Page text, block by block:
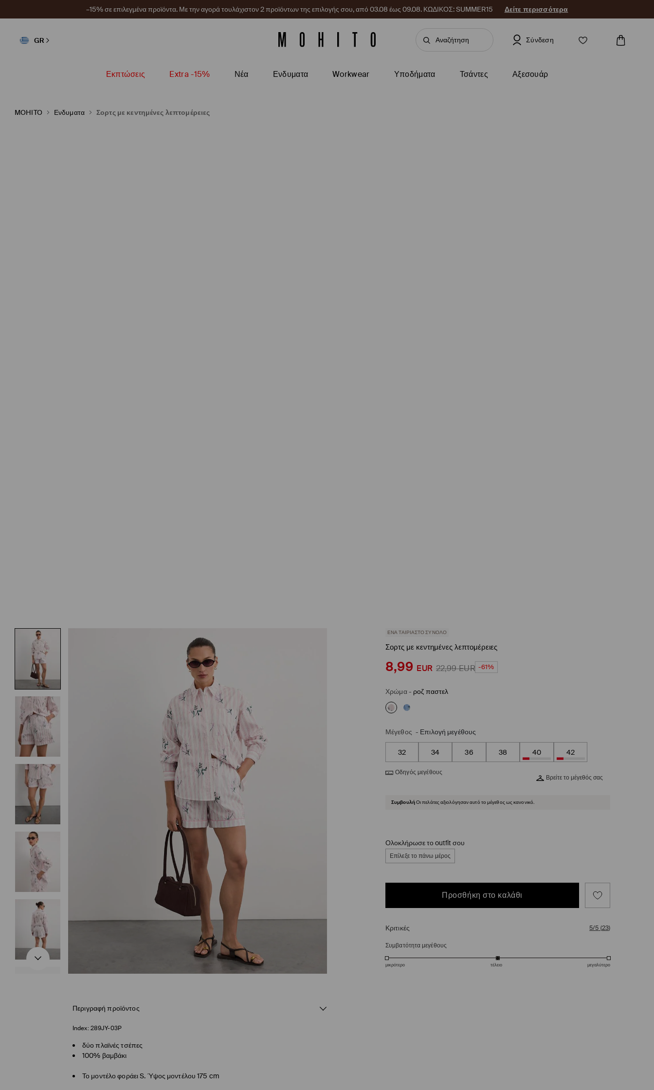
–15% σε επιλεγμένα προϊόντα. Με την αγορά τουλάχιστον 2 προϊόντων της επιλογής σου, από 03.08 έως 09.08. ΚΩΔΙΚΟΣ: SUMMER15 Δείτε περισσότερα
GR Σύνδεση
Εκπτώσεις Extra -15% Νέα Ενδυματα Workwear Υποδήματα Τσάντες Αξεσουάρ
MOHITO Ενδυματα Σορτς με κεντημένες λεπτομέρειες
ΈΝΑ ΤΑΙΡΙΑΣΤΌ ΣΎΝΟΛΟ
Σορτς με κεντημένες λεπτομέρειες
8,99 EUR 22,99EUR -61%
Χρώμα- ροζ παστελ
Μέγεθος - Επιλογή μεγέθους
32 34 36 38 40 42
Οδηγός μεγέθους
Βρείτε το μέγεθός σας
ΣυμβουλήΟι πελάτες αξιολόγησαν αυτό το μέγεθος ως κανονικό.
Ολοκλήρωσε το outfit σου
Επίλεξε το πάνω μέρος
Προσθήκη στο καλάθι
Κριτικές 5/5 (23)
Συμβατότητα μεγέθους
μικρότερο τέλειο μεγαλύτερο
Περιγραφή προϊόντος
Index: 289JY-03P
δύο πλαϊνές τσέπες
100% βαμβάκι
Το μοντέλο φοράει S. Ύψος μοντέλου 175 cm